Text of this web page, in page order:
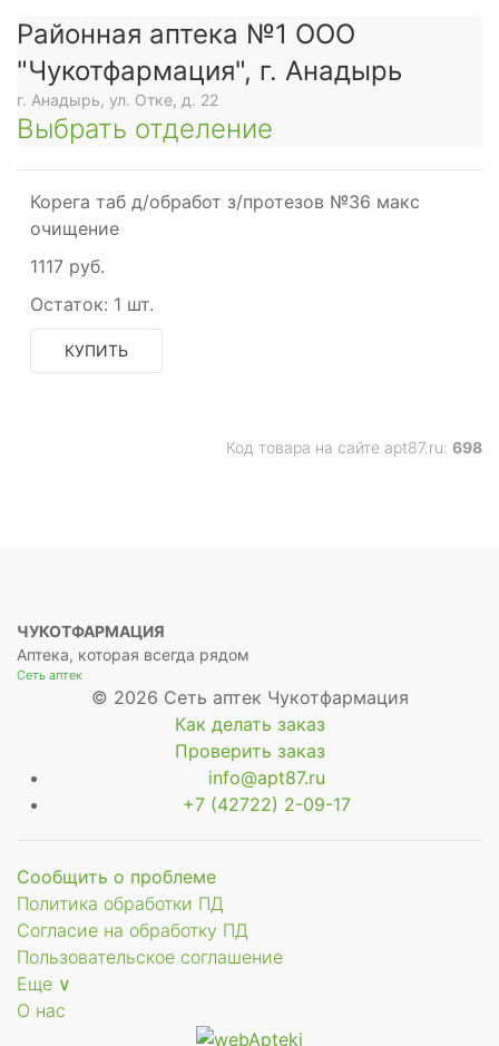
Районная аптека №1 ООО
"Чукотфармация", г. Анадырь
г. Анадырь, ул. Отке, д. 22
Выбрать отделение
Корега таб д/обработ з/протезов №36 макс
очищение
1117 руб.
Остаток: 1 шт.
КУПИТЬ
Код товара на сайте apt87.ru: 698
ЧУКОТФАРМАЦИЯ
Аптека, которая всегда рядом
Сеть аптек
© 2026 Сеть аптек Чукотфармация
Как делать заказ
Проверить заказ
info@apt87.ru
+7 (42722) 2-09-17
Сообщить о проблеме
Политика обработки ПД
Согласие на обработку ПД
Пользовательское соглашение
Еще ∨
О нас